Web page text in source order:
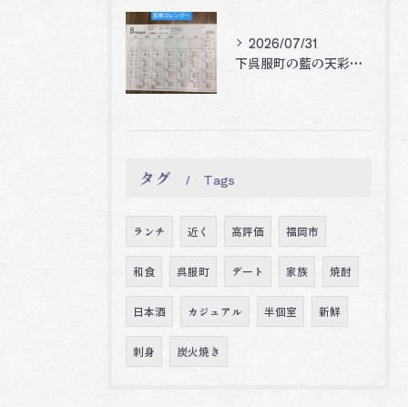
2026/07/31
下呉服町の藍の天彩です。
タグ Tags
ランチ 近く 高評価 福岡市
和食 呉服町 デート 家族 焼酎
日本酒 カジュアル 半個室 新鮮
刺身 炭火焼き